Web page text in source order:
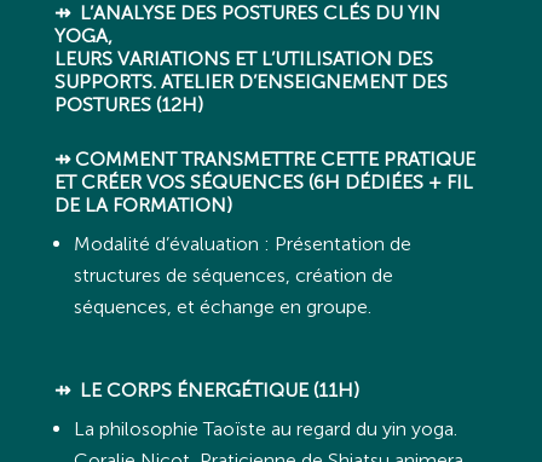
⇸ L’ANALYSE DES POSTURES CLÉS DU YIN
YOGA,
LEURS VARIATIONS ET L’UTILISATION DES
SUPPORTS. ATELIER D’ENSEIGNEMENT DES
POSTURES (12H)
⇸ COMMENT TRANSMETTRE CETTE PRATIQUE
ET CRÉER VOS SÉQUENCES (6H DÉDIÉES + FIL
DE LA FORMATION)
Modalité d’évaluation : Présentation de
structures de séquences, création de
séquences, et échange en groupe.
⇸ LE CORPS ÉNERGÉTIQUE (11H)
La philosophie Taoïste au regard du yin yoga.